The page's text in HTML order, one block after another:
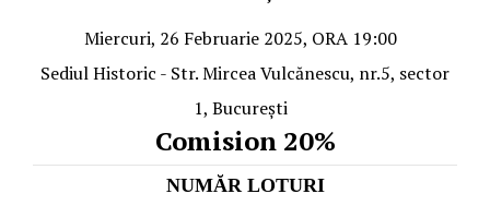
Miercuri, 26 Februarie 2025, ORA 19:00
Sediul Historic - Str. Mircea Vulcănescu, nr.5, sector
1, Bucureşti
Comision 20%
NUMĂR LOTURI